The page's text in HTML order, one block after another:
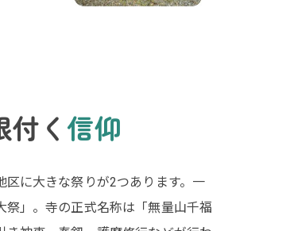
付く 信仰
区に大きな祭りが2つあります。一
祭」。寺の正式名称は「無量山千福